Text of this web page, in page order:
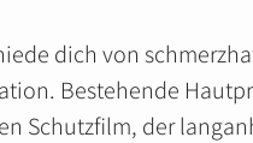
dich von
Bestehende
Schutzfilm, der